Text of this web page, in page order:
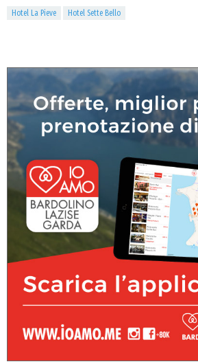
Hotel La Pieve Hotel Sette Bello